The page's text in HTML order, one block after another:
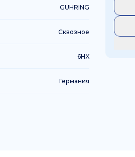
GUHRING
Сквозное
6HX
Германия